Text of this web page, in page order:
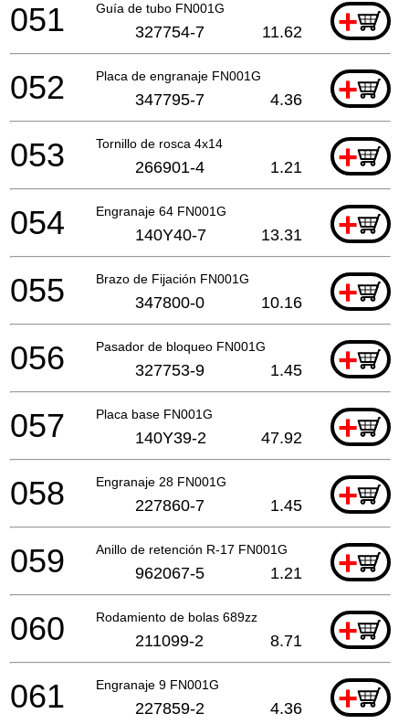
Guía de tubo FN001G +
051 327754-7 11.62
Placa de engranaje FN001G +
052 347795-7 4.36
Tornillo de rosca 4x14 +
053 266901-4 1.21
Engranaje 64 FN001G +
054 140Y40-7 13.31
Brazo de Fijación FN001G +
055 347800-0 10.16
Pasador de bloqueo FN001G +
056 327753-9 1.45
Placa base FN001G +
057 140Y39-2 47.92
Engranaje 28 FN001G +
058 227860-7 1.45
Anillo de retención R-17 FN001G +
059 962067-5 1.21
Rodamiento de bolas 689zz +
060 211099-2 8.71
Engranaje 9 FN001G +
061 227859-2 4.36